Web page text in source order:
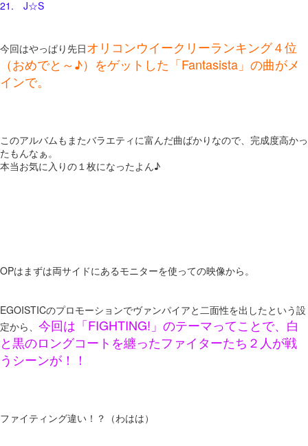
21. J☆S
今回はやっぱり先日オリコンウイークリーランキング４位
（おめでと～♪）をゲットした「Fantasista」の曲がメ
インで。
このアルバムもまたバラエティに富んだ曲ばかりなので、完成度高かっ
たもんなぁ。
本当お気に入りの１枚になったよん♪
OPはまずは両サイドにあるモニターを使っての映像から。
EGOISTICのプロモーションでヴァンパイアと二面性を出したという設
定から、 今回は「FIGHTING!」のテーマってことで、白
と黒のロングコートを纏ったファイターたち２人が戦
うシーンが！！
ファイティング違い！？（わはは）